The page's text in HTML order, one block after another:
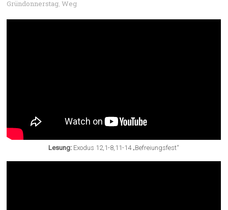
Gründonnerstag,Weg
Lesung: Exodus 12,1-8,11-14 „Befreiungsfest“